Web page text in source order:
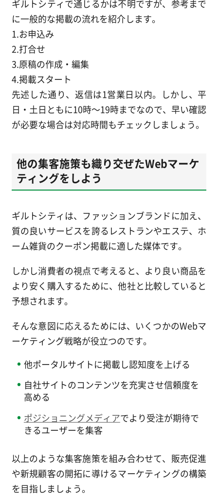
ギルトシティで通じるかは不明ですが、参考まで
に一般的な掲載の流れを紹介します。
1.お申込み
2.打合せ
3.原稿の作成・編集
4.掲載スタート
先述した通り、返信は1営業日以内。しかし、平
日・土日ともに10時～19時までなので、早い確認
が必要な場合は対応時間もチェックしましょう。
他の集客施策も織り交ぜたWebマーケ
ティングをしよう
ギルトシティは、ファッションブランドに加え、
質の良いサービスを誇るレストランやエステ、ホ
ーム雑貨のクーポン掲載に適した媒体です。
しかし消費者の視点で考えると、より良い商品を
より安く購入するために、他社と比較していると
予想されます。
そんな意図に応えるためには、いくつかのWebマ
ーケティング戦略が役立つのです。
他ポータルサイトに掲載し認知度を上げる
自社サイトのコンテンツを充実させ信頼度を
高める
ポジショニングメディアでより受注が期待で
きるユーザーを集客
以上のような集客施策を組み合わせて、販売促進
や新規顧客の開拓に導けるマーケティングの構築
を目指しましょう。